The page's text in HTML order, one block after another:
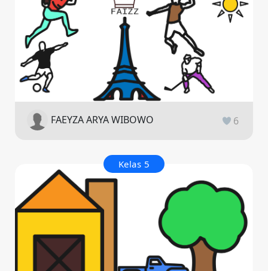
FAEYZA ARYA WIBOWO 6
Kelas 5